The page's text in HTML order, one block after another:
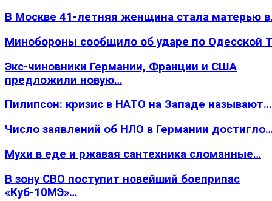
В Москве 41-летняя женщина стала матерью
Минобороны сообщило об ударе по Одесской
Экс-чиновники Германии, Франции и США
предложили новую…
Пилипсон: кризис в НАТО на Западе называют…
Число заявлений об НЛО в Германии
Мухи в еде и ржавая сантехника сломанные…
В зону СВО поступит новейший боеприпас
«Куб-10МЭ»…